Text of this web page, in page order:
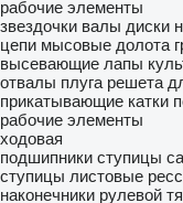
рабочие элементы
звездочки валы диски
цепи мысовые долота
высевающие лапы
отвалы плуга решета
прикатывающие катки
рабочие элементы
ходовая
подшипники ступицы
ступицы листовые
наконечники рулевой